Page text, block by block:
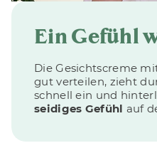
Ein Gefühl
Die Gesichtscreme
gut verteilen, zieht
schnell ein und
seidiges Gefühl auf